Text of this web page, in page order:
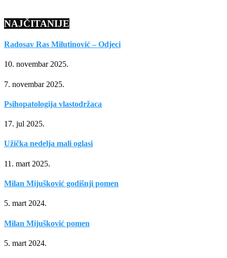
NAJČITANIJE
Radosav Ras Milutinović – Odjeci
10. novembar 2025.
7. novembar 2025.
Psihopatologija vlastodržaca
17. jul 2025.
Užička nedelja mali oglasi
11. mart 2025.
Milan Mijušković godišnji pomen
5. mart 2024.
Milan Mijušković pomen
5. mart 2024.